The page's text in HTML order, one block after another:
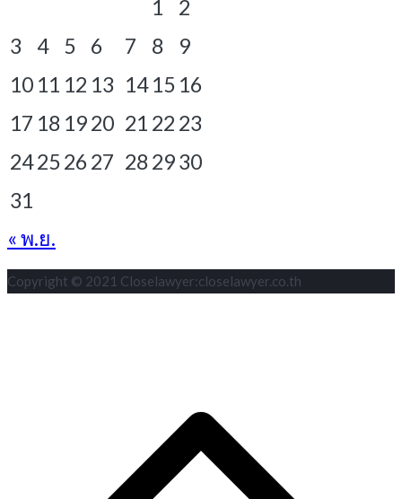
1
2
3
4 5 6 7 8
9
10 11 12 13 14 15 16
17 18 1920 21 22 23
2425 26 27 28 2930
31
« พ.ย.
Copyright © 2021 Closelawyer:closelawyer.co.th